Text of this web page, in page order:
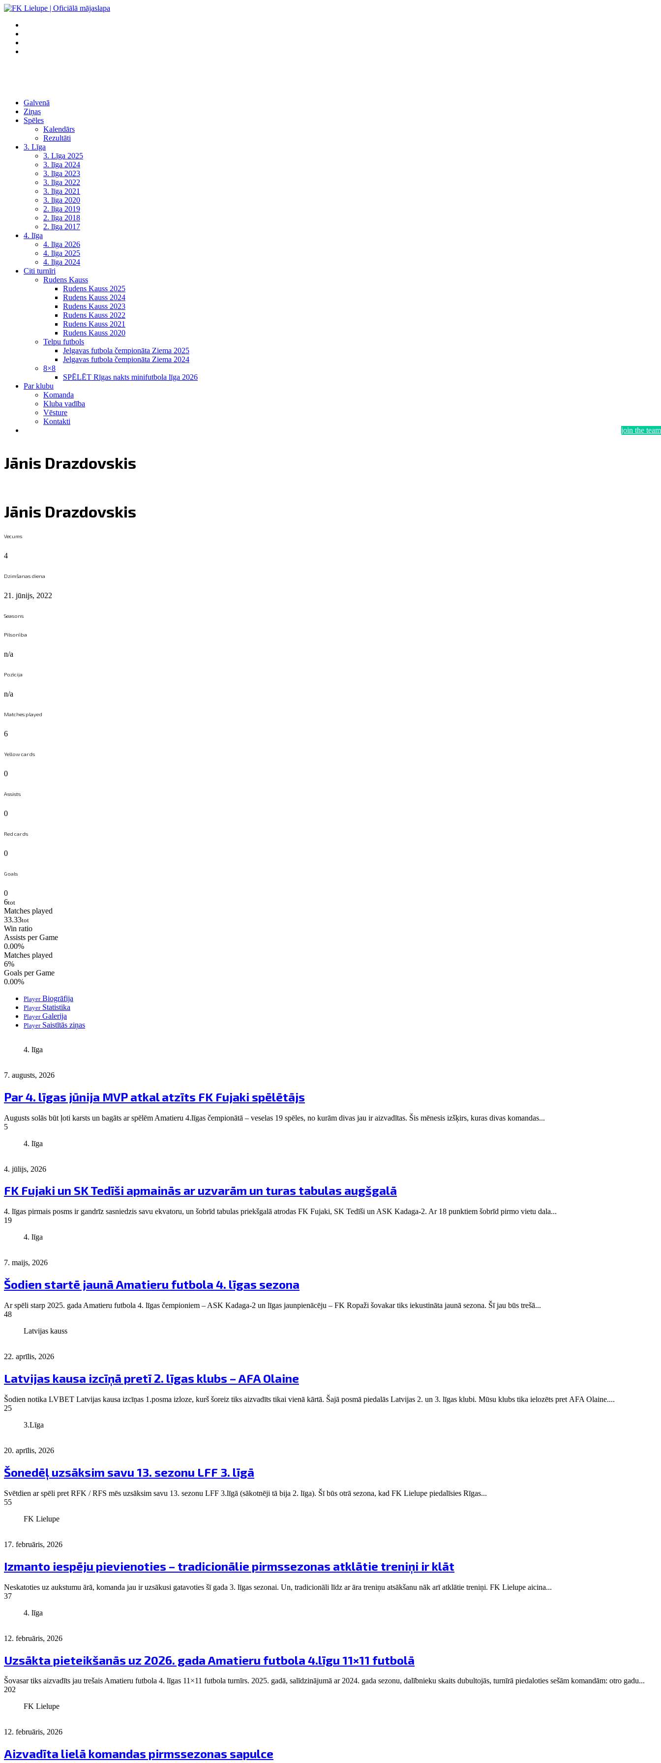
Galvenā
Ziņas
Spēles
Kalendārs
Rezultāti
3. Līga
3. Līga 2025
3. līga 2024
3. līga 2023
3. līga 2022
3. līga 2021
3. līga 2020
2. līga 2019
2. līga 2018
2. līga 2017
4. līga
4. līga 2026
4. līga 2025
4. līga 2024
Citi turnīri
Rudens Kauss
Rudens Kauss 2025
Rudens Kauss 2024
Rudens Kauss 2023
Rudens Kauss 2022
Rudens Kauss 2021
Rudens Kauss 2020
Telpu futbols
Jelgavas futbola čempionāta Ziema 2025
Jelgavas futbola čempionāta Ziema 2024
8×8
SPĒLĒT Rīgas nakts minifutbola līga 2026
Par klubu
Komanda
Kluba vadība
Vēsture
Kontakti
join the team
Jānis Drazdovskis
Jānis Drazdovskis
Vecums
4
Dzimšanas diena
21. jūnijs, 2022
Seasons
Pilsonība
n/a
Pozīcija
n/a
Matches played
6
Yellow cards
0
Assists
0
Red cards
0
Goals
0
6tot
Matches played
33.33tot
Win ratio
Assists per Game
0.00%
Matches played
6%
Goals per Game
0.00%
PlayerBiogrāfija
PlayerStatistika
PlayerGalerija
PlayerSaistītās ziņas
4. līga
7. augusts, 2026
Par 4. līgas jūnija MVP atkal atzīts FK Fujaki spēlētājs
Augusts solās būt ļoti karsts un bagāts ar spēlēm Amatieru 4.līgas čempionātā – veselas 19 spēles, no kurām divas jau ir aizvadītas. Šis mēnesis izšķirs, kuras divas komandas...
5
4. līga
4. jūlijs, 2026
FK Fujaki un SK Tedīši apmainās ar uzvarām un turas tabulas augšgalā
4. līgas pirmais posms ir gandrīz sasniedzis savu ekvatoru, un šobrīd tabulas priekšgalā atrodas FK Fujaki, SK Tedīši un ASK Kadaga-2. Ar 18 punktiem šobrīd pirmo vietu dala...
19
4. līga
7. maijs, 2026
Šodien startē jaunā Amatieru futbola 4. līgas sezona
Ar spēli starp 2025. gada Amatieru futbola 4. līgas čempioniem – ASK Kadaga-2 un līgas jaunpienācēju – FK Ropaži šovakar tiks iekustināta jaunā sezona. Šī jau būs trešā...
48
Latvijas kauss
22. aprīlis, 2026
Latvijas kausa izcīņā pretī 2. līgas klubs – AFA Olaine
Šodien notika LVBET Latvijas kausa izcīņas 1.posma izloze, kurš šoreiz tiks aizvadīts tikai vienā kārtā. Šajā posmā piedalās Latvijas 2. un 3. līgas klubi. Mūsu klubs tika ielozēts pret AFA Olaine....
25
3.Līga
20. aprīlis, 2026
Šonedēļ uzsāksim savu 13. sezonu LFF 3. līgā
Svētdien ar spēli pret RFK / RFS mēs uzsāksim savu 13. sezonu LFF 3.līgā (sākotnēji tā bija 2. līga). Šī būs otrā sezona, kad FK Lielupe piedalīsies Rīgas...
55
FK Lielupe
17. februāris, 2026
Izmanto iespēju pievienoties – tradicionālie pirmssezonas atklātie treniņi ir klāt
Neskatoties uz aukstumu ārā, komanda jau ir uzsākusi gatavoties šī gada 3. līgas sezonai. Un, tradicionāli līdz ar āra treniņu atsākšanu nāk arī atklātie treniņi. FK Lielupe aicina...
37
4. līga
12. februāris, 2026
Uzsākta pieteikšanās uz 2026. gada Amatieru futbola 4.līgu 11×11 futbolā
Šovasar tiks aizvadīts jau trešais Amatieru futbola 4. līgas 11×11 futbola turnīrs. 2025. gadā, salīdzinājumā ar 2024. gada sezonu, dalībnieku skaits dubultojās, turnīrā piedaloties sešām komandām: otro gadu...
202
FK Lielupe
12. februāris, 2026
Aizvadīta lielā komandas pirmssezonas sapulce